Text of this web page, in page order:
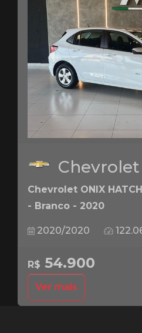
Chevrolet
Chevrolet ONIX
- Branco - 2020
2020/2020
R$ 54.900
Ver mais